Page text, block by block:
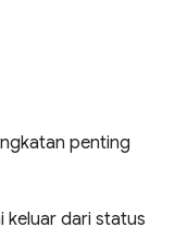
penting
keluar dari status